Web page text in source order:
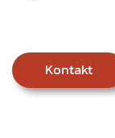
Kontakt